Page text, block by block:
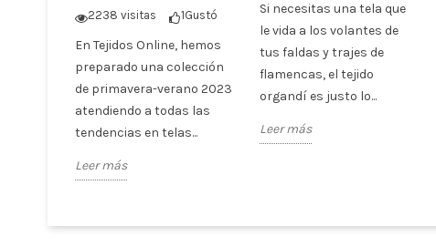
2238 visitas 1Gustó
En Tejidos Online, hemos
preparado una colección
de primavera-verano 2023
atendiendo a todas las
tendencias en telas...
Leer más
Si necesitas una tela que
le vida a los volantes de
tus faldas y trajes de
flamencas, el tejido
organdí es justo lo...
Leer más